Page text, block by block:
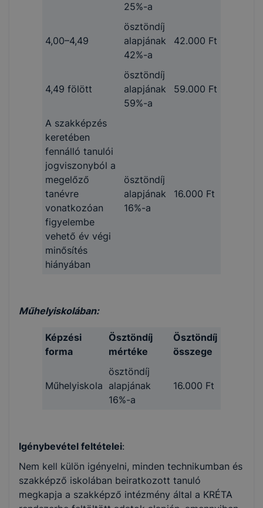
25%-a
4,00–4,49
ösztöndíj
alapjának
42%-a
42.000 Ft
4,49 fölött
ösztöndíj
alapjának
59%-a
59.000 Ft
A szakképzés
keretében
fennálló tanulói
jogviszonyból a
megelőző
tanévre
vonatkozóan
figyelembe
vehető év végi
minősítés
hiányában
ösztöndíj
alapjának
16%-a
16.000 Ft
Műhelyiskolában:
Képzési
forma
Ösztöndíj
mértéke
Ösztöndíj
összege
Műhelyiskola
ösztöndíj
alapjának
16%-a
16.000 Ft
Igénybevétel feltételei:
Nem kell külön igényelni, minden technikumban és
szakképző iskolában beiratkozott tanuló
megkapja a szakképző intézmény által a KRÉTA